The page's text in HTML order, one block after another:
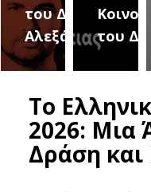
του Δήμου
Αλεξάνδρειας
του
To
2026: Μια
Δράση και